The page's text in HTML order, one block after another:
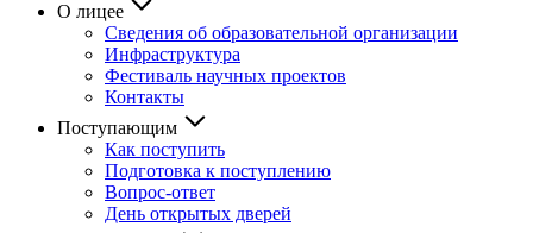
О лицее
Сведения об образовательной организации
Инфраструктура
Фестиваль научных проектов
Контакты
Поступающим
Как поступить
Подготовка к поступлению
Вопрос-ответ
День открытых дверей